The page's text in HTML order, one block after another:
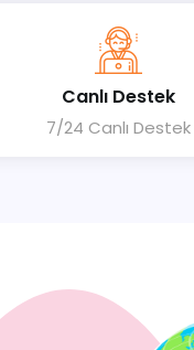
Canlı Destek
7/24 Canlı Destek